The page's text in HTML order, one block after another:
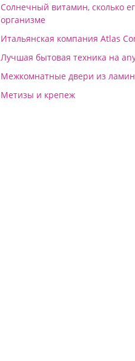
Солнечный витамин, сколько
организме
Итальянская компания Atlas
Лучшая бытовая техника на
Межкомнатные двери из
Метизы и крепеж